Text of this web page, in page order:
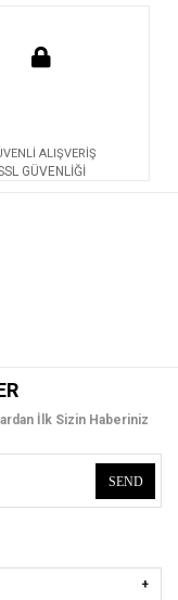
ALIŞVERİŞ
GÜVENLİĞİ
İlk Sizin Haberiniz
SEND